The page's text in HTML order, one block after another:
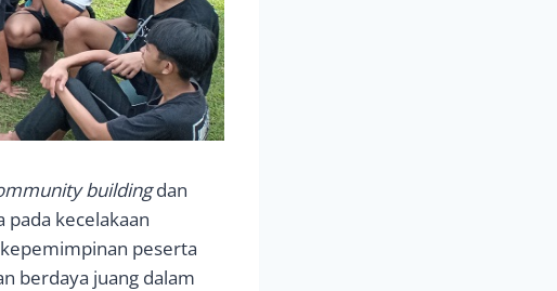
buildingdan
kecelakaan
peserta
berdaya juang dalam